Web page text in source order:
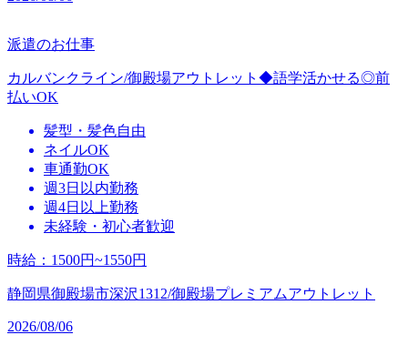
派遣のお仕事
カルバンクライン/御殿場アウトレット◆語学活かせる◎前
払いOK
髪型・髪色自由
ネイルOK
車通勤OK
週3日以内勤務
週4日以上勤務
未経験・初心者歓迎
時給 ： 1500円~1550円
静岡県御殿場市深沢1312/御殿場プレミアムアウトレット
2026/08/06